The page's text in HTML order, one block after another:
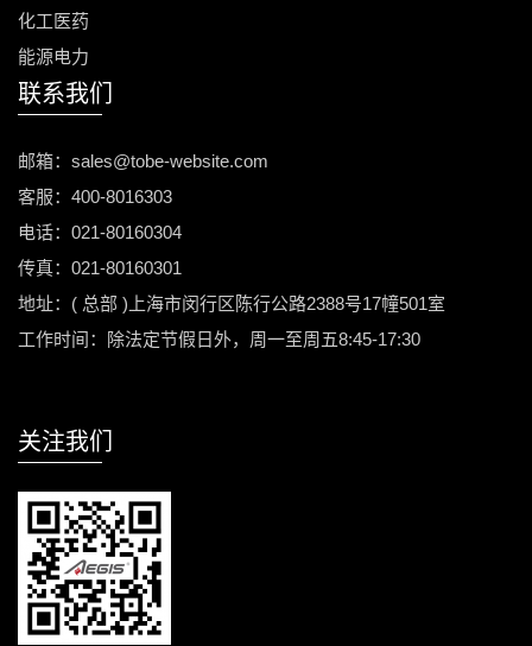
化工医药
能源电力
联系我们
邮箱：sales@tobe-website.com
客服：400-8016303
电话：021-80160304
传真：021-80160301
地址：( 总部 )上海市闵行区陈行公路2388号17幢501室
工作时间：除法定节假日外，周一至周五8:45-17:30
关注我们